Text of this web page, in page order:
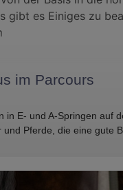
im Parcours
in E- und A-Springen auf
und Pferde, die eine gute